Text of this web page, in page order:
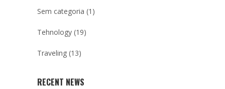
Sem categoria (1)
Tehnology (19)
Traveling (13)
RECENT NEWS